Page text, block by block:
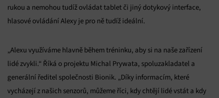
rukou a nemohou tudíž ovládat tablet či jiný dotykový interface,
hlasové ovládání Alexy je pro ně tudíž ideální.
„Alexu využíváme hlavně během tréninku, aby si na naše zařízení
lidé zvykli.“ Říká o projektu Michal Prywata, spoluzakladatel a
generální ředitel společnosti Bionik. „Díky informacím, které
vycházejí z našich senzorů, můžeme říci, kdy chtějí lidé vstát a kdy